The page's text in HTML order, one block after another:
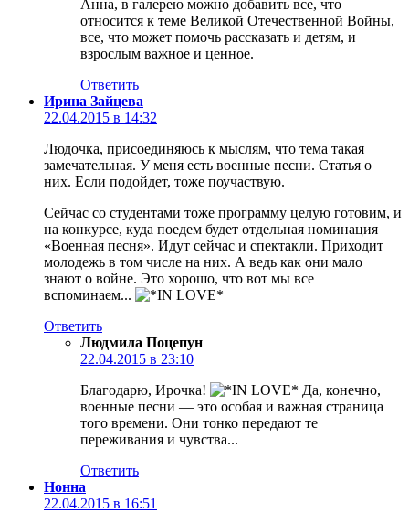
Анна, в галерею можно добавить все, что
относится к теме Великой Отечественной Войны,
все, что может помочь рассказать и детям, и
взрослым важное и ценное.
Ответить
Ирина Зайцева
22.04.2015 в 14:32
Людочка, присоединяюсь к мыслям, что тема такая
замечательная. У меня есть военные песни. Статья о
них. Если подойдет, тоже поучаствую.
Сейчас со студентами тоже программу целую готовим, и
на конкурсе, куда поедем будет отдельная номинация
«Военная песня». Идут сейчас и спектакли. Приходит
молодежь в том числе на них. А ведь как они мало
знают о войне. Это хорошо, что вот мы все
вспоминаем...
Ответить
Людмила Поцепун
22.04.2015 в 23:10
Благодарю, Ирочка!
Да, конечно,
военные песни — это особая и важная страница
того времени. Они тонко передают те
переживания и чувства...
Ответить
Нонна
22.04.2015 в 16:51